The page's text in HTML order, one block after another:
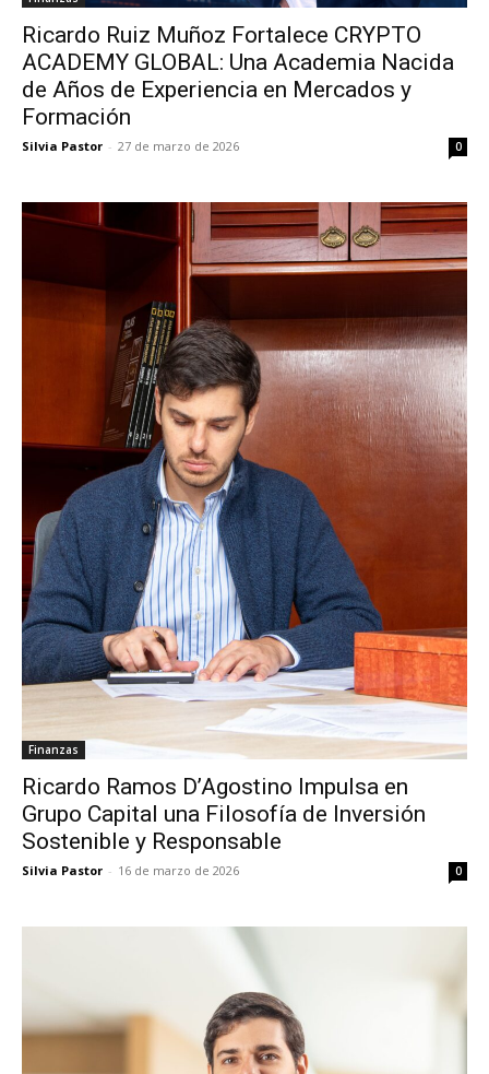
Ricardo Ruiz Muñoz Fortalece CRYPTO
ACADEMY GLOBAL: Una Academia Nacida
de Años de Experiencia en Mercados y
Formación
Silvia Pastor - 27 de marzo de 2026 0
Finanzas
Ricardo Ramos D’Agostino Impulsa en
Grupo Capital una Filosofía de Inversión
Sostenible y Responsable
Silvia Pastor - 16 de marzo de 2026 0